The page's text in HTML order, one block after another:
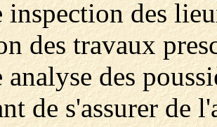
inspection des
des travaux
des
de s'assurer de